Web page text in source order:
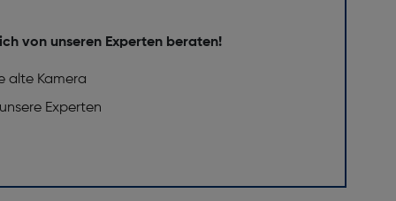
von unseren Experten beraten!
alte Kamera
Experten